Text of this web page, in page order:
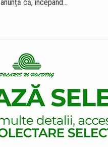
anunță că, începând…